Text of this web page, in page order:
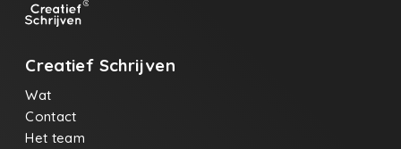
Creatief Schrijven
Wat
Contact
Het team